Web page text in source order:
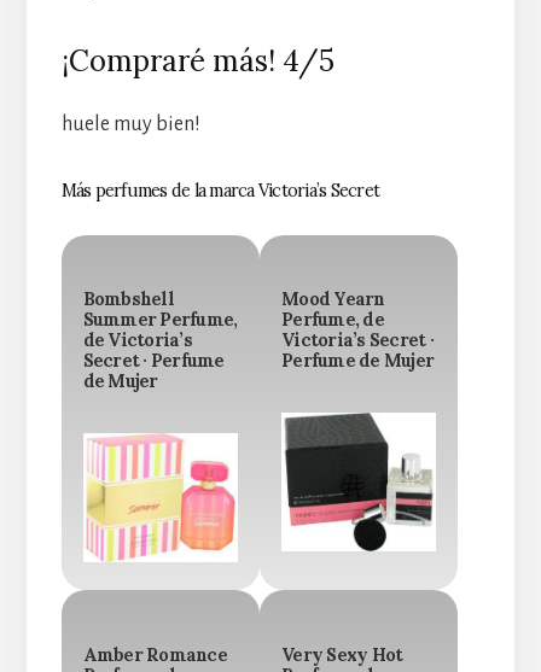
¡Compraré más! 4/5
huele muy bien!
Más perfumes de la marca Victoria’s Secret
Bombshell
Summer Perfume,
de Victoria’s
Secret · Perfume
de Mujer
Mood Yearn
Perfume, de
Victoria’s Secret ·
Perfume de Mujer
Amber Romance
Very Sexy Hot